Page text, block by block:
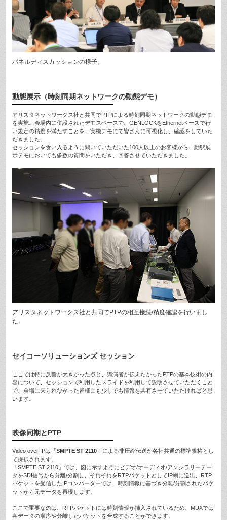
パネルディスカッションの様子。
動態展示（時刻同期ネットワークの動態デモ）
アリスタネットワークス社と共同でPTPによる時刻同期ネットワークの動態デモ
を実施。会場内に併設されたデモスペースで、GENLOCKをEthernetベースで行
い規定の精度を満たすことを、実機デモにて皆さんに可視化し、確認をしていた
だきました。
セッションを食い入るように聞いていただいた100人以上のお客様から、動態展
示デモにおいても多数の質問をいただき、回答させていただきました。
アリスタネットワークス社と共同でPTPの相互接続/精度確認を行いまし
た。
セイコーソリューションズ セッション
ここでは特に反響が大きかった点と、講演者が伝えたかったPTPの基本技術の内
容について、セッションで利用したスライドを利用して説明させていただくこと
で、会場に来られなかった皆様にも少しでも情報を共有させていただければと思
います。
映像同期とPTP
Video over IPは 「SMPTE ST 2110」 による非圧縮伝送が各社共通の標準規格とし
て採択されます。
「SMPTE ST 2110」では、図に示すようにビデオ/オーディオ/アンシラリーデー
タをSDI信号から分離/分割し、それぞれをRTPパケットとしてIP網に送出、RTP
パケットを受信したIPコンバーターでは、時刻情報に基づき分離/分割されたパケ
ットから元データを再現します。
ここで重要なのは、RTPパケットには時刻情報が挿入されているため、MUXでは
各データの順序や分離したパケットを合成することができます。